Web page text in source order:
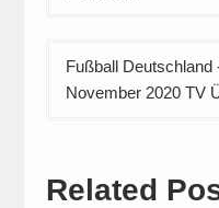
Fußball Deutschland
November 2020 TV
Related